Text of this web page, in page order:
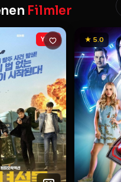
Filmler
YENİ ★ 5.0